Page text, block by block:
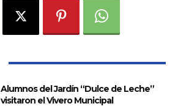
Alumnos del Jardín “Dulce de Leche”
visitaron el Vivero Municipal